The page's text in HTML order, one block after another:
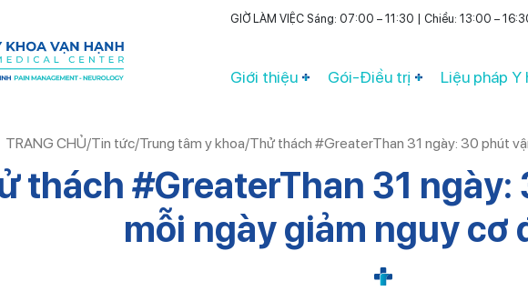
GIỜ LÀM VIỆC Sáng: 07:00 – 11:30 | Chiều: 13:00 –
Giới thiệu Gói-Điều trị Liệu pháp Y
TRANG CHỦ/Tin tức/Trung tâm y khoa/Thử thách #GreaterThan 31 ngày: 30 phút
thách #GreaterThan 31
mỗi ngày giảm nguy cơ